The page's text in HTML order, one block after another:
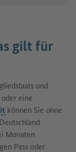
gilt für
und
eine
können Sie ohne
Monaten
Pass oder